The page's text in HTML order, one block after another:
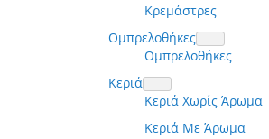
Κρεμάστρες
Ομπρελοθήκες
Ομπρελοθήκες
Κεριά
Κεριά Χωρίς Άρωμα
Κεριά Με Άρωμα